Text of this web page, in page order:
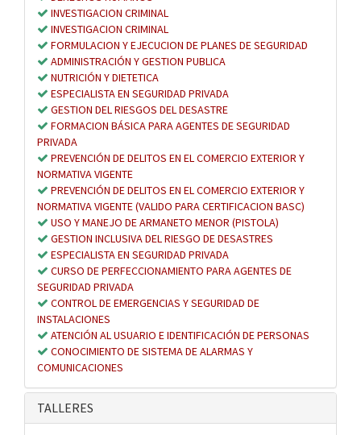
INVESTIGACION CRIMINAL
INVESTIGACION CRIMINAL
FORMULACION Y EJECUCION DE PLANES DE SEGURIDAD
ADMINISTRACIÓN Y GESTION PUBLICA
NUTRICIÓN Y DIETETICA
ESPECIALISTA EN SEGURIDAD PRIVADA
GESTION DEL RIESGOS DEL DESASTRE
FORMACION BÁSICA PARA AGENTES DE SEGURIDAD
PRIVADA
PREVENCIÓN DE DELITOS EN EL COMERCIO EXTERIOR Y
NORMATIVA VIGENTE
PREVENCIÓN DE DELITOS EN EL COMERCIO EXTERIOR Y
NORMATIVA VIGENTE (VALIDO PARA CERTIFICACION BASC)
USO Y MANEJO DE ARMANETO MENOR (PISTOLA)
GESTION INCLUSIVA DEL RIESGO DE DESASTRES
ESPECIALISTA EN SEGURIDAD PRIVADA
CURSO DE PERFECCIONAMIENTO PARA AGENTES DE
SEGURIDAD PRIVADA
CONTROL DE EMERGENCIAS Y SEGURIDAD DE
INSTALACIONES
ATENCIÓN AL USUARIO E IDENTIFICACIÓN DE PERSONAS
CONOCIMIENTO DE SISTEMA DE ALARMAS Y
COMUNICACIONES
TALLERES